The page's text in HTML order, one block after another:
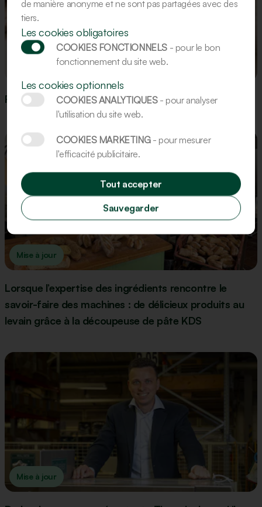
Recette : Figurines en pain d’épices
Mise à jour
Lorsque l’expertise des ingrédients rencontre le
savoir-faire des machines : de délicieux produits au
levain grâce à la découpeuse de pâte KDS
Mise à jour
de manière anonyme et ne sont pas partagées avec des
tiers.
Les cookies obligatoires
COOKIES FONCTIONNELS - pour le bon
fonctionnement du site web.
Les cookies optionnels
COOKIES ANALYTIQUES - pour analyser
l'utilisation du site web.
COOKIES MARKETING - pour mesurer
l'efficacité publicitaire.
Sauvegarder
Tout accepter